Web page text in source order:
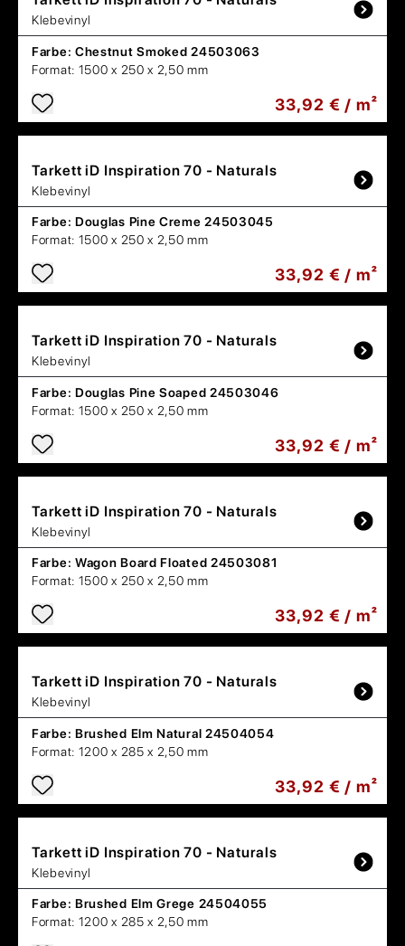
Klebevinyl
Farbe: Chestnut Smoked 24503063
Format: 1500 x 250 x 2,50 mm
33,92 € / m²
Tarkett iD Inspiration 70 - Naturals
Klebevinyl
Farbe: Douglas Pine Creme 24503045
Format: 1500 x 250 x 2,50 mm
33,92 € / m²
Tarkett iD Inspiration 70 - Naturals
Klebevinyl
Farbe: Douglas Pine Soaped 24503046
Format: 1500 x 250 x 2,50 mm
33,92 € / m²
Tarkett iD Inspiration 70 - Naturals
Klebevinyl
Farbe: Wagon Board Floated 24503081
Format: 1500 x 250 x 2,50 mm
33,92 € / m²
Tarkett iD Inspiration 70 - Naturals
Klebevinyl
Farbe: Brushed Elm Natural 24504054
Format: 1200 x 285 x 2,50 mm
33,92 € / m²
Tarkett iD Inspiration 70 - Naturals
Klebevinyl
Farbe: Brushed Elm Grege 24504055
Format: 1200 x 285 x 2,50 mm